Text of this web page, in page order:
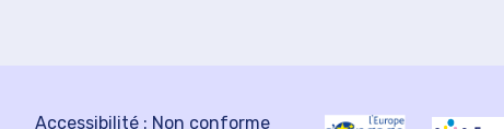
Accessibilité : Non conforme